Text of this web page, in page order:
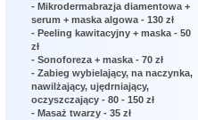
- Mikrodermabrazja diamentowa +
serum + maska algowa - 130 zł
- Peeling kawitacyjny + maska - 50
zł
- Sonoforeza + maska - 70 zł
- Zabieg wybielający, na naczynka,
nawilżający, ujędrniający,
oczyszczający - 80 - 150 zł
- Masaż twarzy - 35 zł